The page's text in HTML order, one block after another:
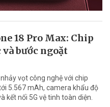
18 Pro Max: Chip
bước ngoặt
vọt công nghệ với chip
5.567 mAh, camera khẩu độ
kết nối 5G vệ tinh toàn diện.